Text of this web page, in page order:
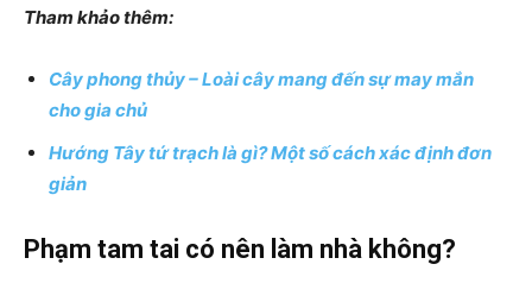
Tham khảo thêm:
Cây phong thủy – Loài cây mang đến sự may mắn
cho gia chủ
Hướng Tây tứ trạch là gì? Một số cách xác định đơn
giản
Phạm tam tai có nên làm nhà không?